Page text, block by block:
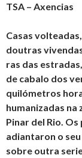
TSA – Axencias
Casas
doutras
ras das
de cabalo dos
quilómetros
humanizadas na
Pinar del Rio.
adiantaron o
sobre outra